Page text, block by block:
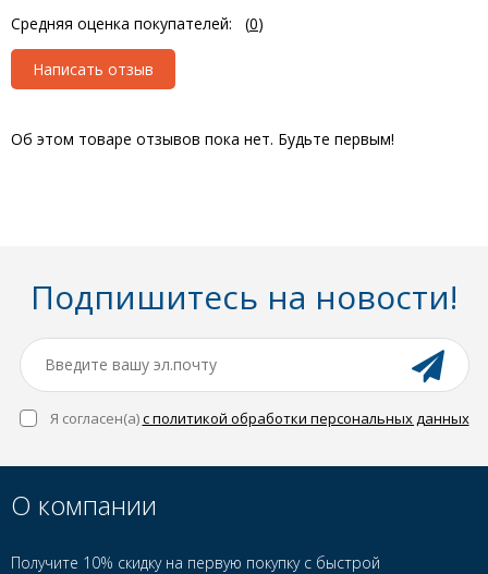
Средняя оценка покупателей: (0)
Написать отзыв
Об этом товаре отзывов пока нет. Будьте первым!
Подпишитесь на новости!
Я согласен(a)с политикой обработки персональных данных
О компании
Получите 10% скидку на первую покупку с быстрой